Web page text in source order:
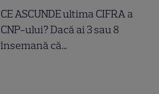
CE ASCUNDE ultima CIFRA a
CNP-ului? Dacă ai 3 sau 8
însemană că...